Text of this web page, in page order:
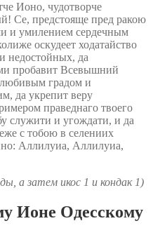
Ионо, чудотворче
Се, предстояще пред ракою
и умилением сердечным
оскудеет ходатайство
недостойных, да
пробавит Всевышний
градом и
да укрепит веру
праведнаго твоего
служити и угождати, и да
с тобою в селениих
Аллилуиа, Аллилуиа,
а затем икос 1 и кондак 1)
Ионе Одесскому